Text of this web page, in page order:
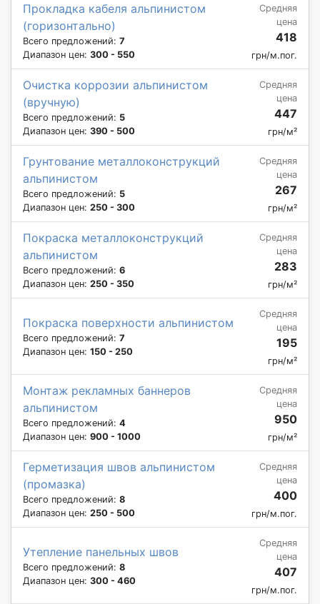
Прокладка кабеля альпинистом
(горизонтально)
Всего предложений: 7
Диапазон цен: 300 - 550
Средняя
цена
418
грн/м.пог.
Очистка коррозии альпинистом
(вручную)
Всего предложений: 5
Диапазон цен: 390 - 500
Средняя
цена
447
грн/м²
Грунтование металлоконструкций
альпинистом
Всего предложений: 5
Диапазон цен: 250 - 300
Средняя
цена
267
грн/м²
Покраска металлоконструкций
альпинистом
Всего предложений: 6
Диапазон цен: 250 - 350
Средняя
цена
283
грн/м²
Покраска поверхности альпинистом
Всего предложений: 7
Диапазон цен: 150 - 250
Средняя
цена
195
грн/м²
Монтаж рекламных баннеров
альпинистом
Всего предложений: 4
Диапазон цен: 900 - 1000
Средняя
цена
950
грн/м²
Герметизация швов альпинистом
(промазка)
Всего предложений: 8
Диапазон цен: 250 - 500
Средняя
цена
400
грн/м.пог.
Утепление панельных швов
Всего предложений: 8
Диапазон цен: 300 - 460
Средняя
цена
407
грн/м.пог.